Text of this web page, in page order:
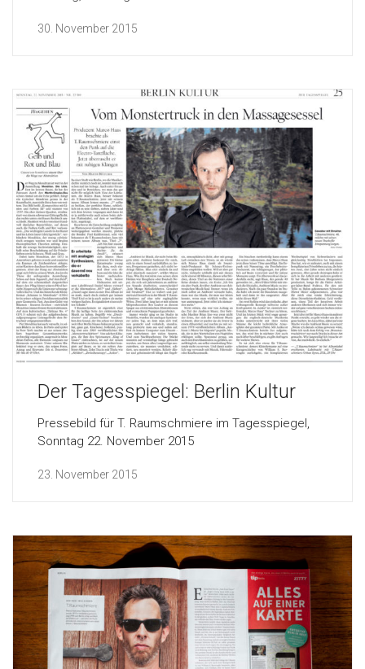
30. November 2015
Der Tagesspiegel: Berlin Kultur
Pressebild für T. Raumschmiere im Tagesspiegel,
Sonntag 22. November 2015
23. November 2015